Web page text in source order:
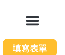
填寫表單